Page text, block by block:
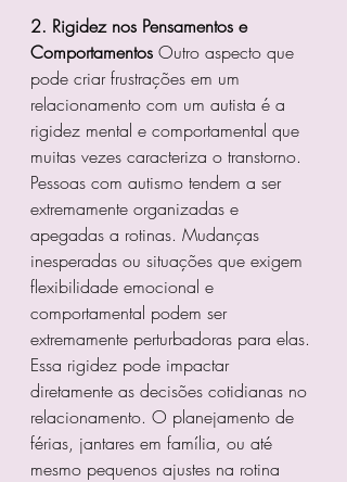
2. Rigidez nos Pensamentos e
Comportamentos Outro aspecto que
pode criar frustrações em um
relacionamento com um autista é a
rigidez mental e comportamental que
muitas vezes caracteriza o transtorno.
Pessoas com autismo tendem a ser
extremamente organizadas e
apegadas a rotinas. Mudanças
inesperadas ou situações que exigem
flexibilidade emocional e
comportamental podem ser
extremamente perturbadoras para elas.
Essa rigidez pode impactar
diretamente as decisões cotidianas no
relacionamento. O planejamento de
férias, jantares em família, ou até
mesmo pequenos ajustes na rotina